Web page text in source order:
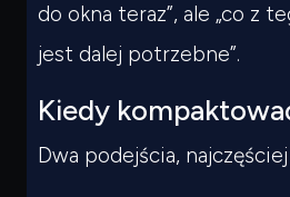
do okna teraz”, ale „co z
jest dalej potrzebne”.
Kiedy
Dwa podejścia, najczęściej